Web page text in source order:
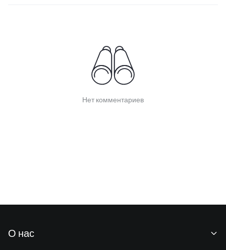
Нет комментариев
О нас